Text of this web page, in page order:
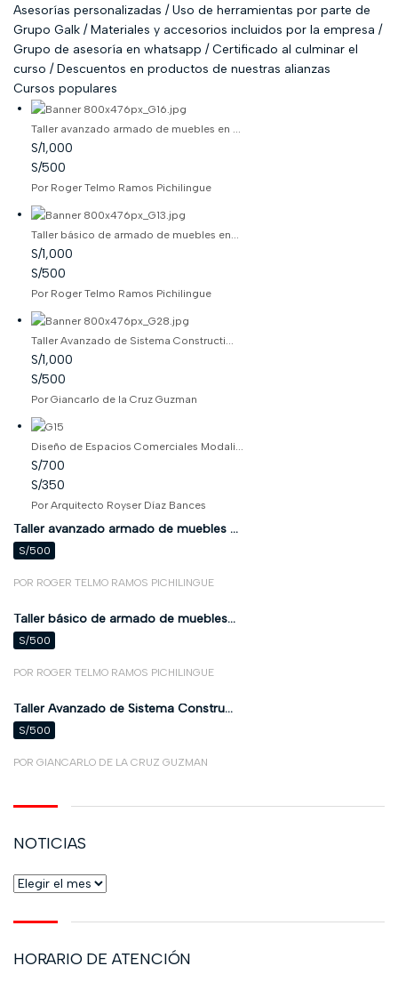
Asesorías personalizadas / Uso de herramientas por parte de
Grupo Galk / Materiales y accesorios incluidos por la empresa /
Grupo de asesoría en whatsapp / Certificado al culminar el
curso / Descuentos en productos de nuestras alianzas
Cursos populares
Taller avanzado armado de muebles en ...
S/1,000
S/500
Por Roger Telmo Ramos Pichilingue
Taller básico de armado de muebles en...
S/1,000
S/500
Por Roger Telmo Ramos Pichilingue
Taller Avanzado de Sistema Constructi...
S/1,000
S/500
Por Giancarlo de la Cruz Guzman
Diseño de Espacios Comerciales Modali...
S/700
S/350
Por Arquitecto Royser Díaz Bances
Taller avanzado armado de muebles ...
S/500
POR ROGER TELMO RAMOS PICHILINGUE
Taller básico de armado de muebles...
S/500
POR ROGER TELMO RAMOS PICHILINGUE
Taller Avanzado de Sistema Constru...
S/500
POR GIANCARLO DE LA CRUZ GUZMAN
NOTICIAS
HORARIO DE ATENCIÓN